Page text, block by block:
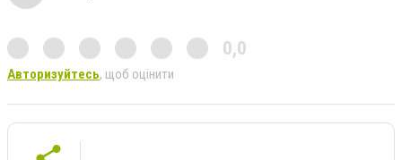
0,0
Авторизуйтесь, щоб оцінити